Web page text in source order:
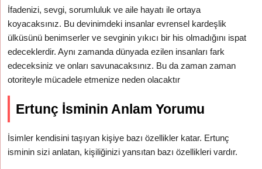
İfadenizi, sevgi, sorumluluk ve aile hayatı ile ortaya
koyacaksınız. Bu devinimdeki insanlar evrensel kardeşlik
ülküsünü benimserler ve sevginin yıkıcı bir his olmadığını ispat
edeceklerdir. Aynı zamanda dünyada ezilen insanları fark
edeceksiniz ve onları savunacaksınız. Bu da zaman zaman
otoriteyle mücadele etmenize neden olacaktır
Ertunç İsminin Anlam Yorumu
İsimler kendisini taşıyan kişiye bazı özellikler katar. Ertunç
isminin sizi anlatan, kişiliğinizi yansıtan bazı özellikleri vardır.